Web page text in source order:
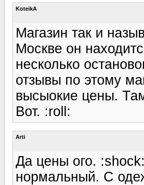
KoteikA
Магазин так и
Москве он
несколько
отзывы по этому
высыокие цены.
Вот. :roll:
Arti
Да цены ого.
нормальный. С